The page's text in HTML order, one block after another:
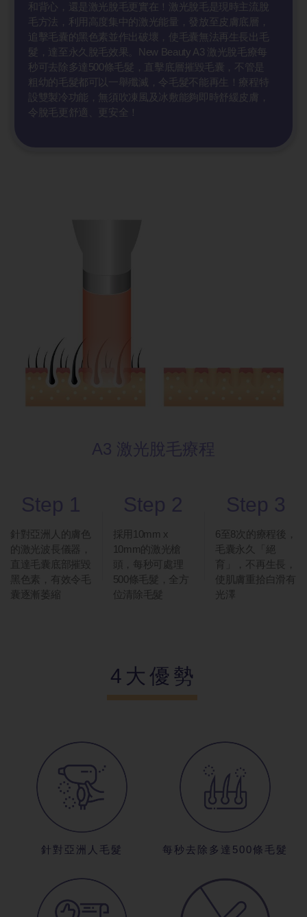
和背心，還是激光脫毛更實在！激光脫毛是現時主流脫
毛方法，利用高度集中的激光能量，發放至皮膚底層，
追擊毛囊的黑色素並作出破壞，使毛囊無法再生長出毛
髮，達至永久脫毛效果。New Beauty A3 激光脫毛療每
秒可去除多達500條毛髮，直擊底層摧毀毛囊，不管是
粗幼的毛髮都可以一舉殲滅，令毛髮不能再生！療程特
設雙製冷功能，無須吹凍風及冰敷能夠即時舒緩皮膚，
令脫毛更舒適、更安全！
A3 激光脫毛療程
Step 1
針對亞洲人的膚色
的激光波長儀器，
直達毛囊底部摧毀
黑色素，有效令毛
囊逐漸萎縮
Step 2
採用10mm x
10mm的激光槍
頭，每秒可處理
500條毛髮，全方
位清除毛髮
Step 3
6至8次的療程後，
毛囊永久「絕
育」，不再生長，
使肌膚重拾白滑有
光澤
4大優勢
針對亞洲人毛髮 每秒去除多達500條毛髮